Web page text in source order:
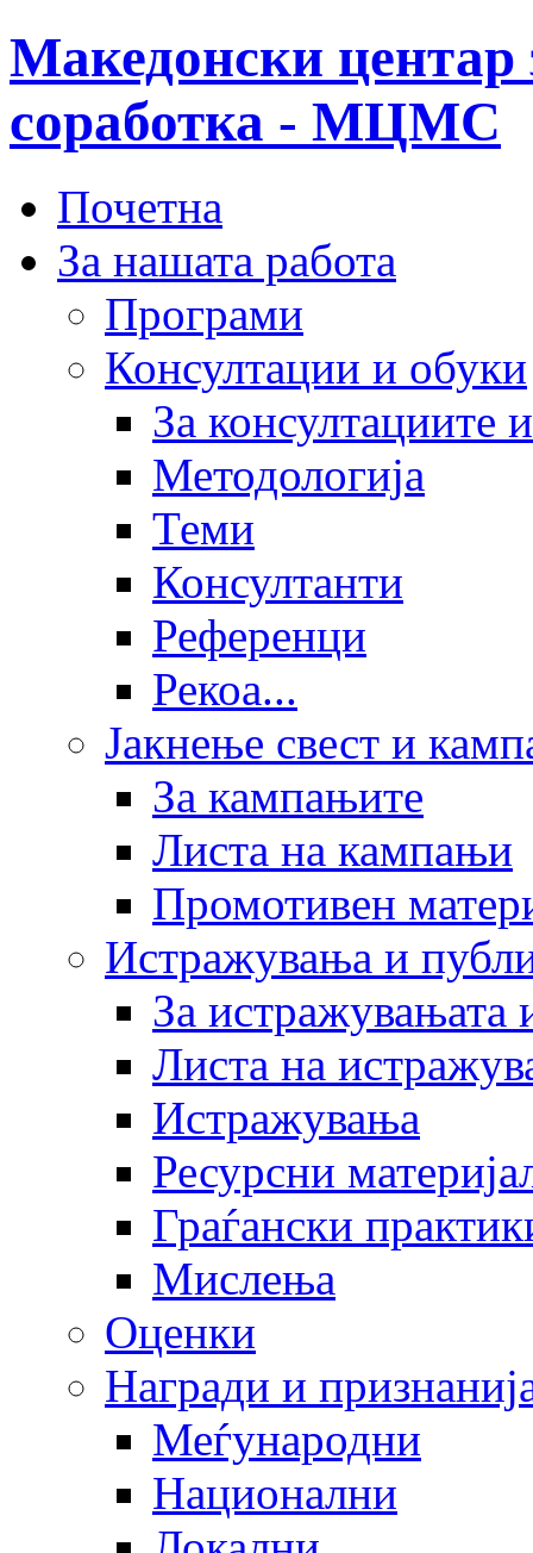
Македонски центар
соработка - МЦМС
Почетна
За нашата работа
Програми
Консултации и обуки
За консултациите
Методологија
Теми
Консултанти
Референци
Рекоа...
Јакнење свест и
За кампањите
Листа на кампањи
Промотивен
Истражувања и
За истражувањата
Листа на
Истражувања
Ресурсни
Граѓански
Мислења
Оценки
Награди и
Меѓународни
Национални